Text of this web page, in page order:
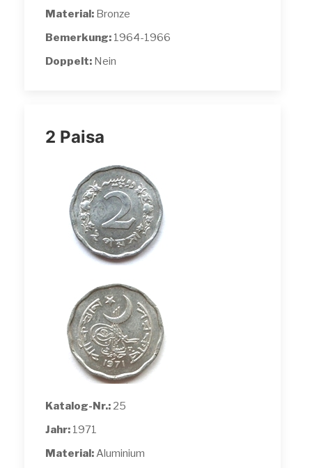
Material: Bronze
Bemerkung: 1964-1966
Doppelt: Nein
2 Paisa
Katalog-Nr.: 25
Jahr: 1971
Material:Aluminium